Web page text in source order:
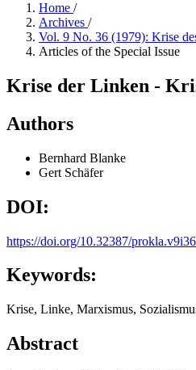
Home /
Archives /
Vol. 9 No. 36 (1979): Krise
Articles of the Special Issue
Krise der Linken -
Authors
Bernhard Blanke
Gert Schäfer
DOI:
https://doi.org/10.32387/
Keywords:
Krise, Linke, Marxismus,
Abstract